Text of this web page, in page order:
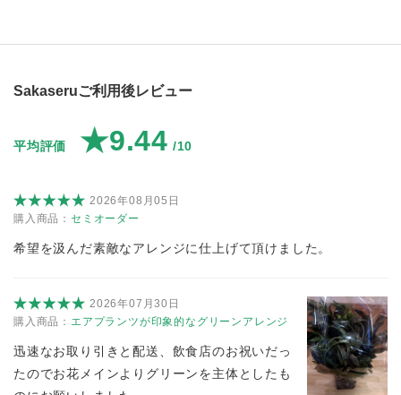
Sakaseruご利用後レビュー
平均評価 ★9.44 /10
2026年08月05日
購入商品： セミオーダー
希望を汲んだ素敵なアレンジに仕上げて頂けました。
2026年07月30日
購入商品： エアプランツが印象的なグリーンアレンジ
迅速なお取り引きと配送、飲食店のお祝いだっ
たのでお花メインよりグリーンを主体としたも